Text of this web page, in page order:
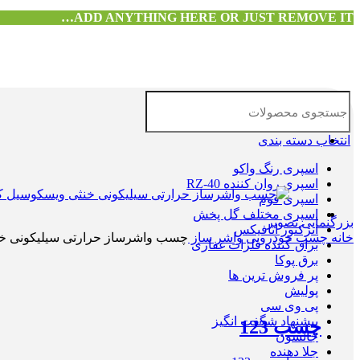
ADD ANYTHING HERE OR JUST REMOVE IT…
انتخاب دسته بندی
اسپری رنگ واکو
اسپری روان کننده RZ-40
اسپری فوم
اسپری مختلف گل پخش
انژکتور اتافیکس
براق کننده فلزات غفاری
برق پوکا
پر فروش ترین ها
پولیش
پی وی سی
پیشنهاد شگفت انگیز
جانسون
جلا دهنده
چسب 123
بزرگنمایی تصویر
خانه چسب خودروییواشر ساز چسب واشرساز حرارتی سیلیکونی